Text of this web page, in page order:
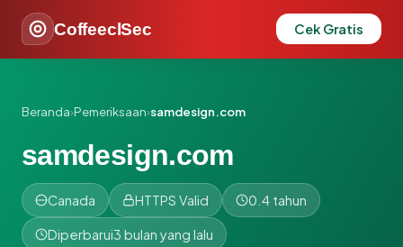
CoffeeclSec Cek Gratis
Beranda›Pemeriksaan›samdesign.com
samdesign.com
Canada HTTPS Valid 0.4 tahun
Diperbarui3 bulan yang lalu